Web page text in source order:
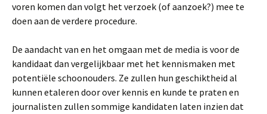
voren komen dan volgt het verzoek (of aanzoek?) mee te
doen aan de verdere procedure.
De aandacht van en het omgaan met de media is voor de
kandidaat dan vergelijkbaar met het kennismaken met
potentiële schoonouders. Ze zullen hun geschiktheid al
kunnen etaleren door over kennis en kunde te praten en
journalisten zullen sommige kandidaten laten inzien dat